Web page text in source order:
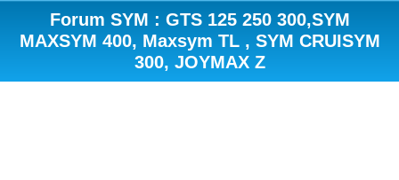
Forum SYM : GTS 125 250 300,SYM
MAXSYM 400, Maxsym TL , SYM CRUISYM
300, JOYMAX Z